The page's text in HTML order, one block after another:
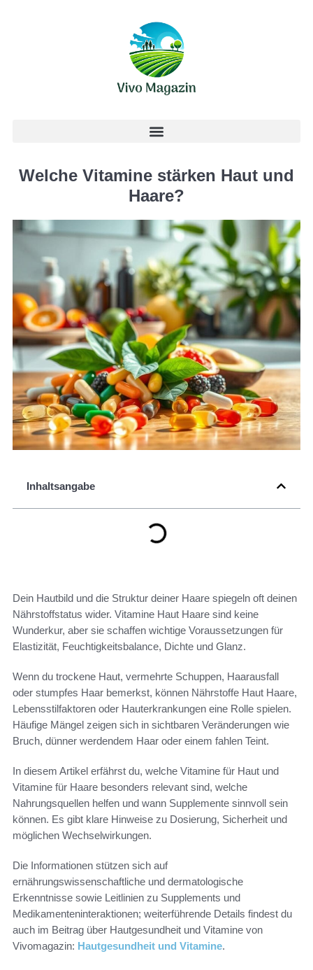
Welche Vitamine stärken Haut und
Haare?
Inhaltsangabe
Dein Hautbild und die Struktur deiner Haare spiegeln oft deinen
Nährstoffstatus wider. Vitamine Haut Haare sind keine
Wunderkur, aber sie schaffen wichtige Voraussetzungen für
Elastizität, Feuchtigkeitsbalance, Dichte und Glanz.
Wenn du trockene Haut, vermehrte Schuppen, Haarausfall
oder stumpfes Haar bemerkst, können Nährstoffe Haut Haare,
Lebensstilfaktoren oder Hauterkrankungen eine Rolle spielen.
Häufige Mängel zeigen sich in sichtbaren Veränderungen wie
Bruch, dünner werdendem Haar oder einem fahlen Teint.
In diesem Artikel erfährst du, welche Vitamine für Haut und
Vitamine für Haare besonders relevant sind, welche
Nahrungsquellen helfen und wann Supplemente sinnvoll sein
können. Es gibt klare Hinweise zu Dosierung, Sicherheit und
möglichen Wechselwirkungen.
Die Informationen stützen sich auf
ernährungswissenschaftliche und dermatologische
Erkenntnisse sowie Leitlinien zu Supplements und
Medikamenteninteraktionen; weiterführende Details findest du
auch im Beitrag über Hautgesundheit und Vitamine von
Vivomagazin: Hautgesundheit und Vitamine.